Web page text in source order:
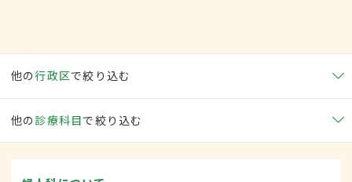
他の行政区で絞り込む
他の 診療科目で絞り込む